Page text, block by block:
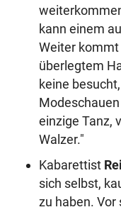
kann einem
Weiter
überlegtem
keine
einzige Tanz,
Walzer."
Kabarettist
sich selbst,
zu haben. Vor